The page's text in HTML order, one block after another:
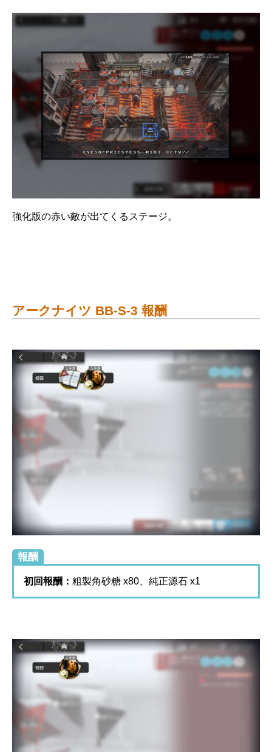
強化版の赤い敵が出てくるステージ。
アークナイツ BB-S-3 報酬
報酬
初回報酬： 粗製角砂糖 x80、純正源石 x1